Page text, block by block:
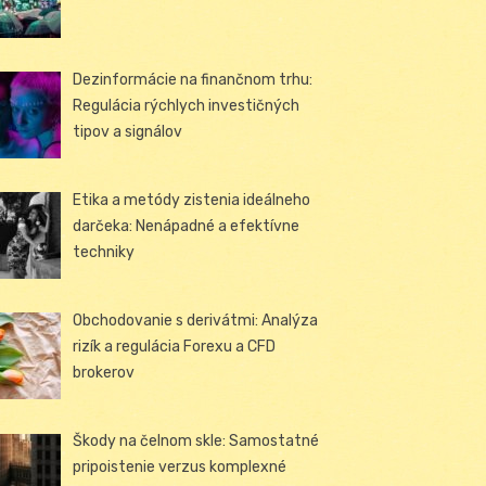
Dezinformácie na finančnom trhu:
Regulácia rýchlych investičných
tipov a signálov
Etika a metódy zistenia ideálneho
darčeka: Nenápadné a efektívne
techniky
Obchodovanie s derivátmi: Analýza
rizík a regulácia Forexu a CFD
brokerov
Škody na čelnom skle: Samostatné
pripoistenie verzus komplexné